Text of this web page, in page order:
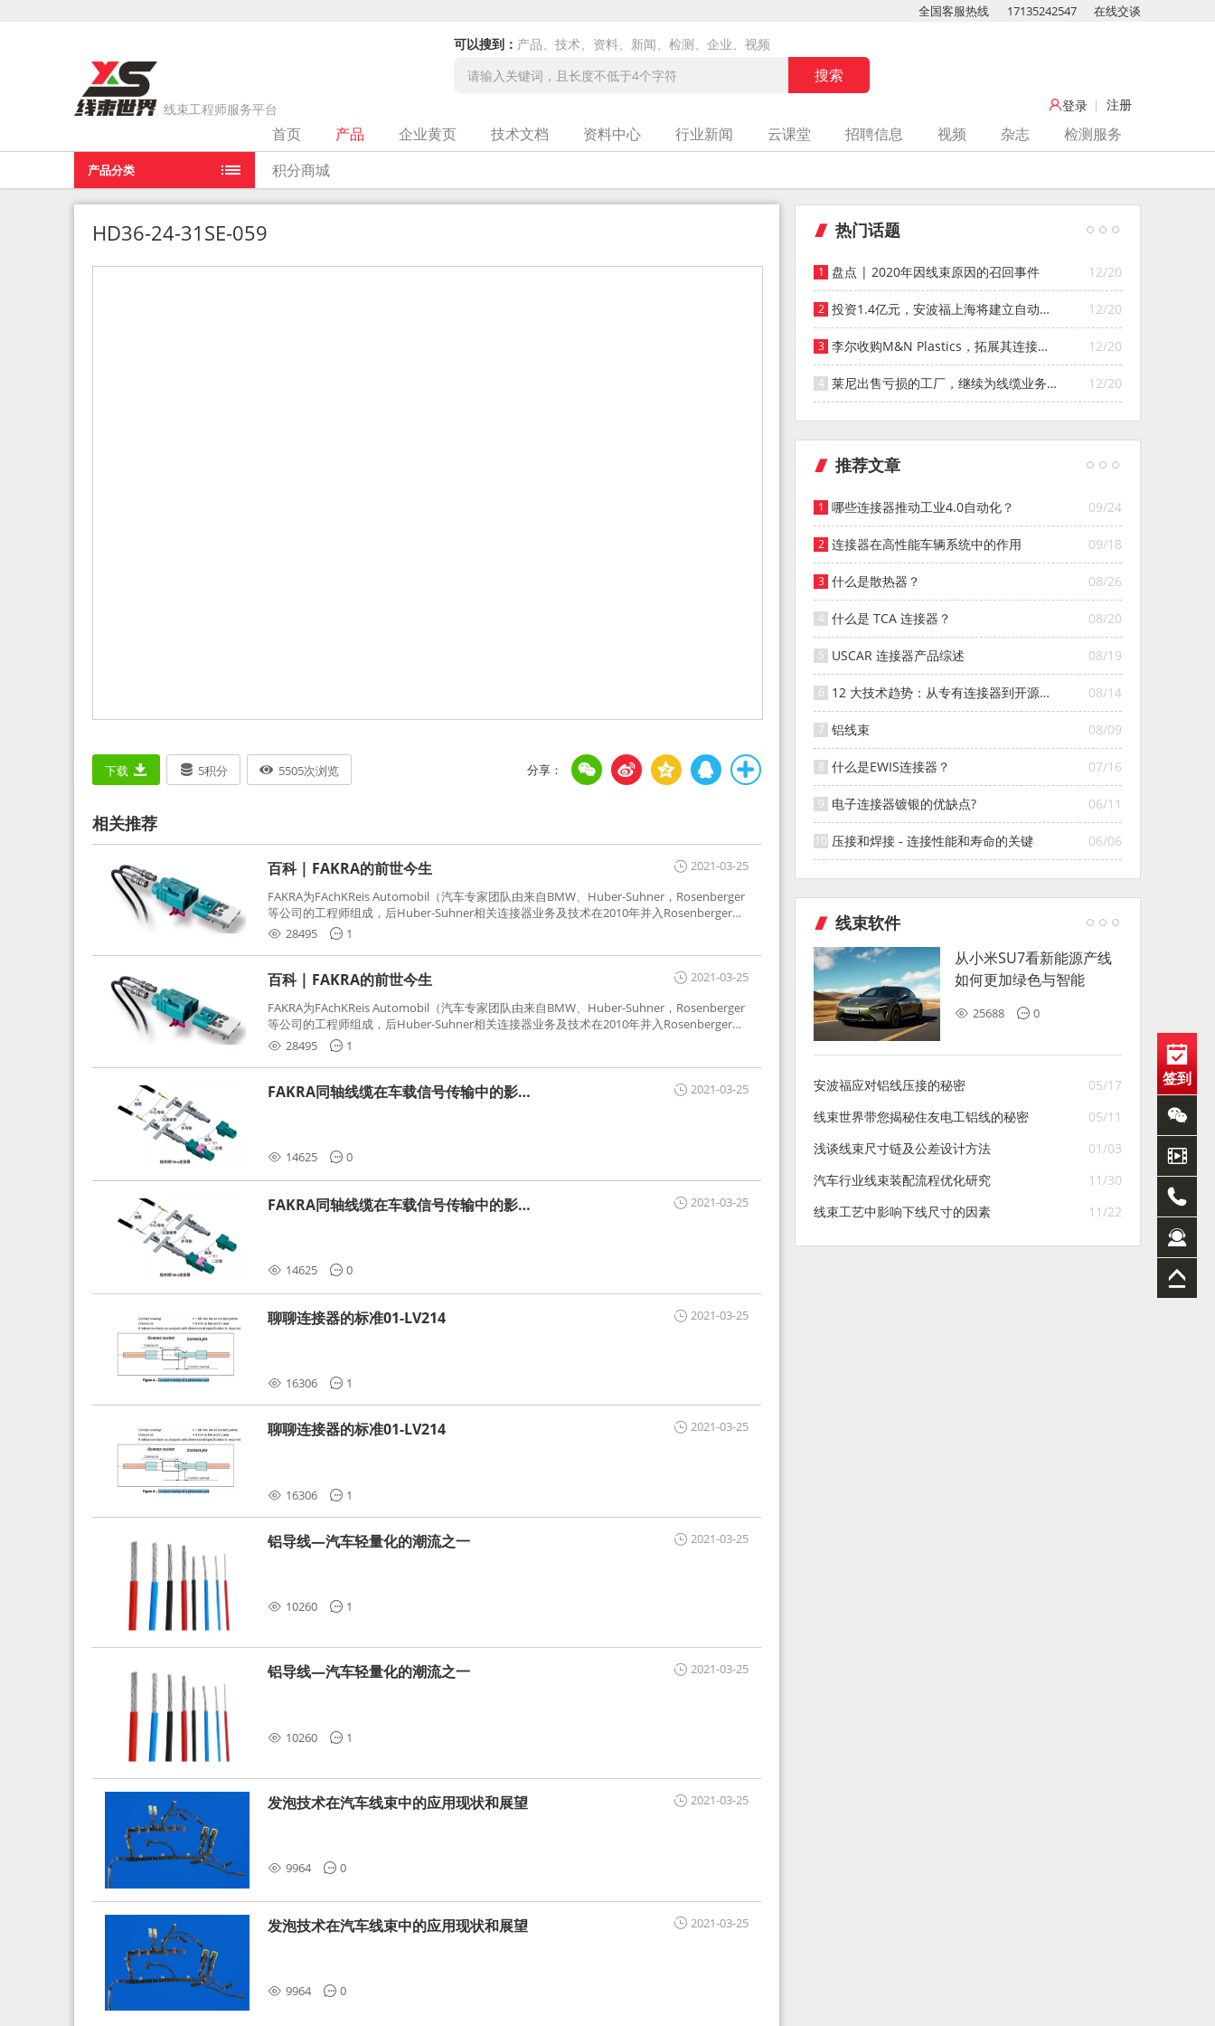
线束工程师服务平台
可以搜到： 产品、技术、资料、新闻、检测、企业、视频
全国客服热线 17135242547 在线交谈
登录 注册
产品分类
首页 产品 企业黄页 技术文档 资料中心 行业新闻 云课堂 招聘信息 视频 杂志
检测服务
积分商城
当前位置： HD36-24-31SE-059
HD36-24-31SE-059
下载 5积分 5505次浏览
相关推荐
2021-03-25
百科 | FAKRA的前世今生
FAKRA为FAchKReis Automobil（汽车专家团队由来自BMW、Huber-Suhner，Rosenberger
等公司的工程师组成，后Huber-Suhner相关连接器业务及技术在2010年并入Rosenberger）
缩写。起初为BMW需求用于车载收音机天线连接，如今FAKRA已成为汽车行业通用标准的射
频连接器，被业内广泛应用。
28495 1
2021-03-25
百科 | FAKRA的前世今生
FAKRA为FAchKReis Automobil（汽车专家团队由来自BMW、Huber-Suhner，Rosenberger
等公司的工程师组成，后Huber-Suhner相关连接器业务及技术在2010年并入Rosenberger）
缩写。起初为BMW需求用于车载收音机天线连接，如今FAKRA已成为汽车行业通用标准的射
频连接器，被业内广泛应用。
28495 1
2021-03-25
FAKRA同轴线缆在车载信号传输中的影响
14625 0
2021-03-25
FAKRA同轴线缆在车载信号传输中的影响
14625 0
2021-03-25
聊聊连接器的标准01-LV214
16306 1
2021-03-25
聊聊连接器的标准01-LV214
16306 1
2021-03-25
铝导线—汽车轻量化的潮流之一
10260 1
2021-03-25
铝导线—汽车轻量化的潮流之一
10260 1
2021-03-25
发泡技术在汽车线束中的应用现状和展望
9964 0
2021-03-25
发泡技术在汽车线束中的应用现状和展望
9964 0
热门话题
12/20
盘点 | 2020年因线束原因的召回事件
12/20
投资1.4亿元，安波福上海将建立自动化
智能仓库
12/20
李尔收购M&N Plastics，拓展其连接器
系统业务
12/20
莱尼出售亏损的工厂，继续为线缆业务
寻找投资者
推荐文章
09/24
哪些连接器推动工业4.0自动化？
09/18
连接器在高性能车辆系统中的作用
08/26
什么是散热器？
08/20
什么是 TCA 连接器？
08/19
USCAR 连接器产品综述
08/14
12 大技术趋势：从专有连接器到开源连
接器的演变
08/09
铝线束
07/16
什么是EWIS连接器？
06/11
电子连接器镀银的优缺点?
06/06
压接和焊接 - 连接性能和寿命的关键
线束软件
从小米SU7看新能源产线
如何更加绿色与智能
25688 0
05/17
安波福应对铝线压接的秘密
05/11
线束世界带您揭秘住友电工铝线的秘密
01/03
浅谈线束尺寸链及公差设计方法
11/30
汽车行业线束装配流程优化研究
11/22
线束工艺中影响下线尺寸的因素
签到